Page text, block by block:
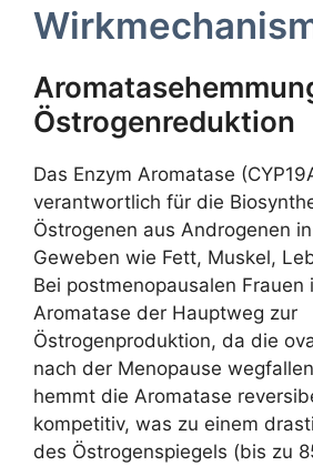
Östrogenreduktion
Das Enzym Aromatase
verantwortlich für die
Östrogenen aus Androgenen
Geweben wie Fett, Muskel,
Bei postmenopausalen Frauen
Aromatase der Hauptweg zur
Östrogenproduktion, da die
nach der Menopause
hemmt die Aromatase
kompetitiv, was zu einem
des Östrogenspiegels (bis zu